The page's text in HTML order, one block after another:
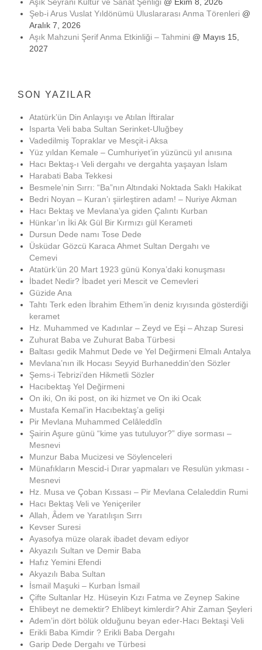
Şeb-i Arus Vuslat Yıldönümü Uluslararası Anma Törenleri @
Aralık 7, 2026
Aşık Mahzuni Şerif Anma Etkinliği – Tahmini @ Mayıs 15,
2027
SON YAZILAR
Atatürk’ün Din Anlayışı ve Atılan İftiralar
Isparta Veli baba Sultan Serinket-Uluğbey
Vadedilmiş Topraklar ve Mesçit-i Aksa
Yüz yıldan Kemale – Cumhuriyet’in yüzüncü yıl anısına
Hacı Bektaş-ı Veli dergahı ve dergahta yaşayan İslam
Harabati Baba Tekkesi
Besmele’nin Sırrı: “Ba”nın Altındaki Noktada Saklı Hakikat
Bedri Noyan – Kuran’ı şiirleştiren adam! – Nuriye Akman
Hacı Bektaş ve Mevlana’ya giden Çalıntı Kurban
Hünkar’ın İki Ak Gül Bir Kırmızı gül Kerameti
Dursun Dede namı Tose Dede
Üsküdar Gözcü Karaca Ahmet Sultan Dergahı ve
Cemevi
Atatürk’ün 20 Mart 1923 günü Konya’daki konuşması
İbadet Nedir? İbadet yeri Mescit ve Cemevleri
Güzide Ana
Tahtı Terk eden İbrahim Ethem’in deniz kıyısında gösterdiği
keramet
Hz. Muhammed ve Kadınlar – Zeyd ve Eşi – Ahzap Suresi
Zuhurat Baba ve Zuhurat Baba Türbesi
Baltası gedik Mahmut Dede ve Yel Değirmeni Elmalı Antalya
Mevlana’nın ilk Hocası Seyyid Burhaneddin’den Sözler
Şems-i Tebrizi’den Hikmetli Sözler
Hacıbektaş Yel Değirmeni
On iki, On iki post, on iki hizmet ve On iki Ocak
Mustafa Kemal’in Hacıbektaş’a gelişi
Pir Mevlana Muhammed Celâleddîn
Şairin Aşure günü “kime yas tutuluyor?” diye sorması –
Mesnevi
Munzur Baba Mucizesi ve Söylenceleri
Münafıkların Mescid-i Dırar yapmaları ve Resulün yıkması -
Mesnevi
Hz. Musa ve Çoban Kıssası – Pir Mevlana Celaleddin Rumi
Hacı Bektaş Veli ve Yeniçeriler
Allah, Âdem ve Yaratılışın Sırrı
Kevser Suresi
Ayasofya müze olarak ibadet devam ediyor
Akyazılı Sultan ve Demir Baba
Hafız Yemini Efendi
Akyazılı Baba Sultan
İsmail Maşuki – Kurban İsmail
Çifte Sultanlar Hz. Hüseyin Kızı Fatma ve Zeynep Sakine
Ehlibeyt ne demektir? Ehlibeyt kimlerdir? Ahir Zaman Şeyleri
Adem’in dört bölük olduğunu beyan eder-Hacı Bektaşi Veli
Erikli Baba Kimdir ? Erikli Baba Dergahı
Garip Dede Dergahı ve Türbesi